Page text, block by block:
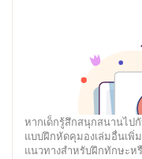
หากเด็กรู้สึกสนุกสนานไป
แบบฝึกหัดคุมองเล่มอื่นเพิ่
แนวทางสำหรับฝึกทักษะห